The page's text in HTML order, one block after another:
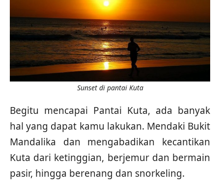
Sunset di pantai Kuta
Begitu mencapai Pantai Kuta, ada banyak
hal yang dapat kamu lakukan. Mendaki Bukit
Mandalika dan mengabadikan kecantikan
Kuta dari ketinggian, berjemur dan bermain
pasir, hingga berenang dan snorkeling.